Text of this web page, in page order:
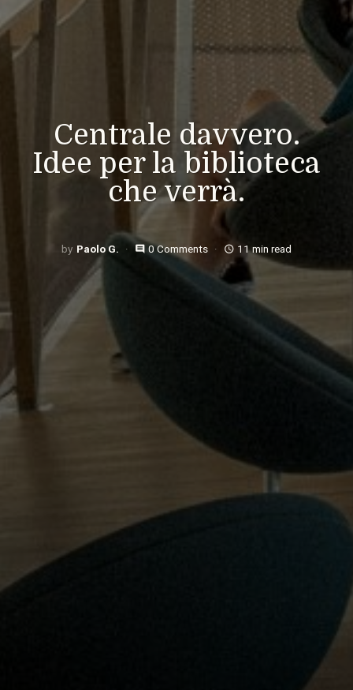
Centrale davvero.
Idee per la biblioteca
che verrà.
Paolo G. comment 0 Comments access_time 11 min read